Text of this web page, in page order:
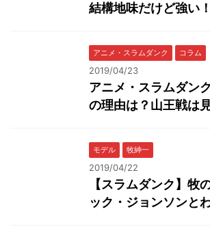
結構地味だけど強い！
アニメ・スラムダンク コラム
2019/04/23
アニメ・スラムダン
の理由は？山王戦は
モデル 牧紳一
2019/04/22
【スラムダンク】牧
ック・ジョンソンと